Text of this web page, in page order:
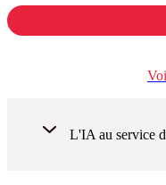
L'IA au service